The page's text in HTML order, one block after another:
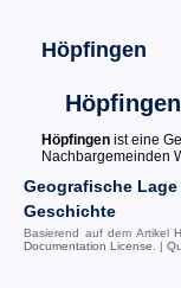
Höpfingen
Höpfingen
Höpfingen ist eine
Nachbargemeinden
Geografische Lage
Geschichte
Basierend auf dem Artikel
Documentation License . |